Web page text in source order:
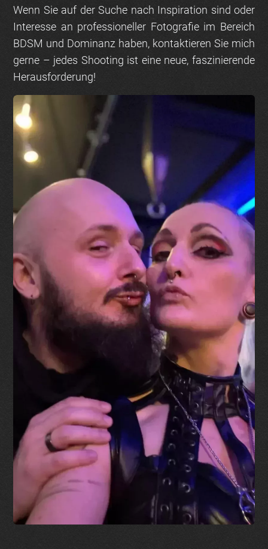
Wenn Sie auf der Suche nach Inspiration sind oder
Interesse an professioneller Fotografie im Bereich
BDSM und Dominanz haben, kontaktieren Sie mich
gerne – jedes Shooting ist eine neue, faszinierende
Herausforderung!